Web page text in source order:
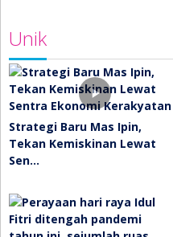
Unik
Strategi Baru Mas Ipin,
Tekan Kemiskinan Lewat
Sen…